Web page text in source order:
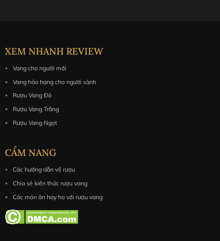
XEM NHANH REVIEW
Vang cho người mới
Vang hảo hạng cho người sành
Rượu Vang Đỏ
Rượu Vang Trắng
Rượu Vang Ngọt
CẨM NANG
Các hướng dẫn về rượu
Chia sẻ kiến thức rượu vang
Các món ăn hay ho với rượu vang